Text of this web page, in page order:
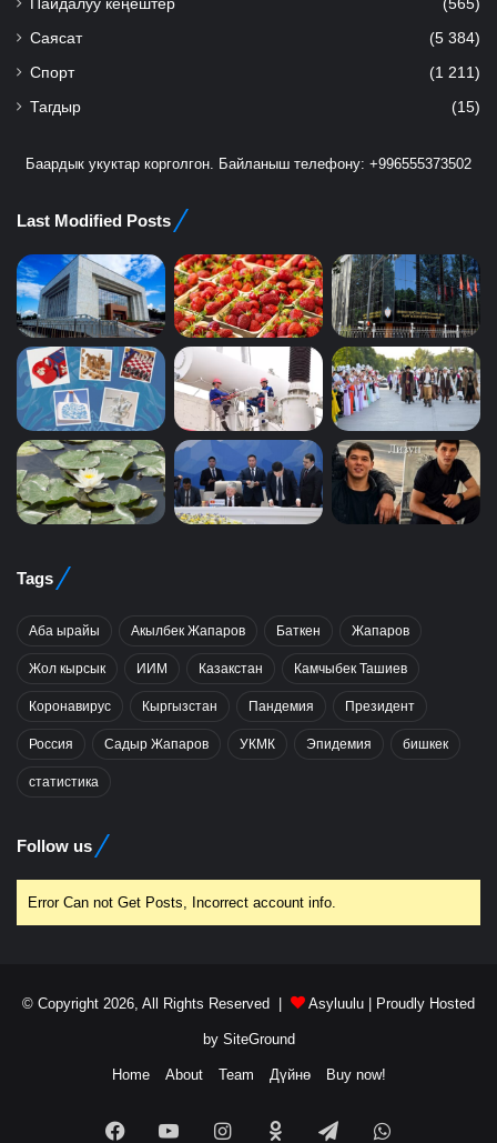
Пайдалуу кеңештер (565)
Саясат (5 384)
Спорт (1 211)
Тагдыр (15)
Баардык укуктар корголгон. Байланыш телефону: +996555373502
Last Modified Posts
Tags
Аба ырайы Акылбек Жапаров Баткен Жапаров
Жол кырсык ИИМ Казакстан Камчыбек Ташиев
Коронавирус Кыргызстан Пандемия Президент
Россия Садыр Жапаров УКМК Эпидемия бишкек
статистика
Follow us
Error Can not Get Posts, Incorrect account info.
© Copyright 2026, All Rights Reserved | Asyluulu | Proudly Hosted
by SiteGround
Home About Team Дүйнө Buy now!
FacebookYouTubeInstagramOdnoklassniki
TelegramWhatsApp